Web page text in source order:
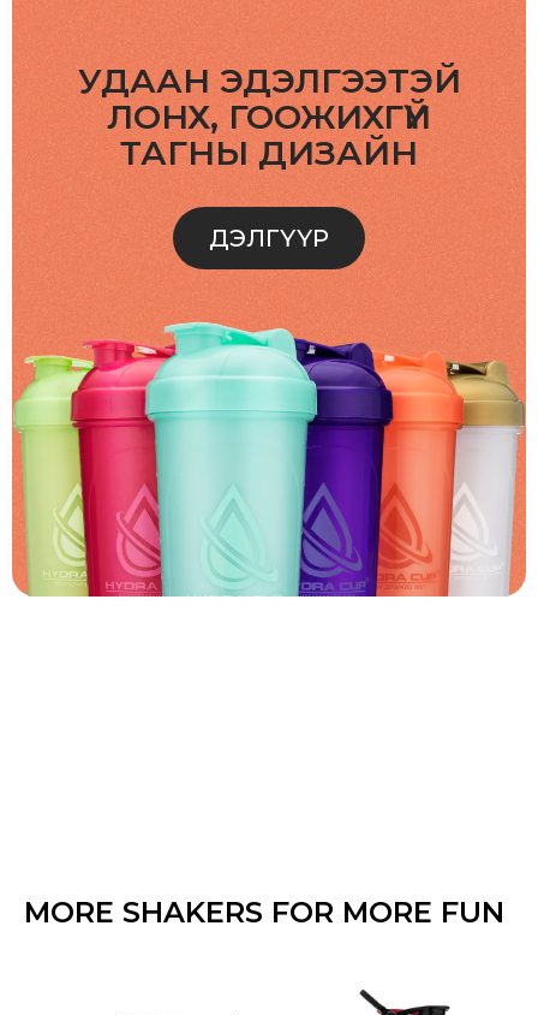
УДААН ЭДЭЛГЭЭТЭЙ
ЛОНХ, ГООЖИХГҮЙ
ТАГНЫ ДИЗАЙН
ДЭЛГҮҮР
MORE SHAKERS FOR MORE FUN